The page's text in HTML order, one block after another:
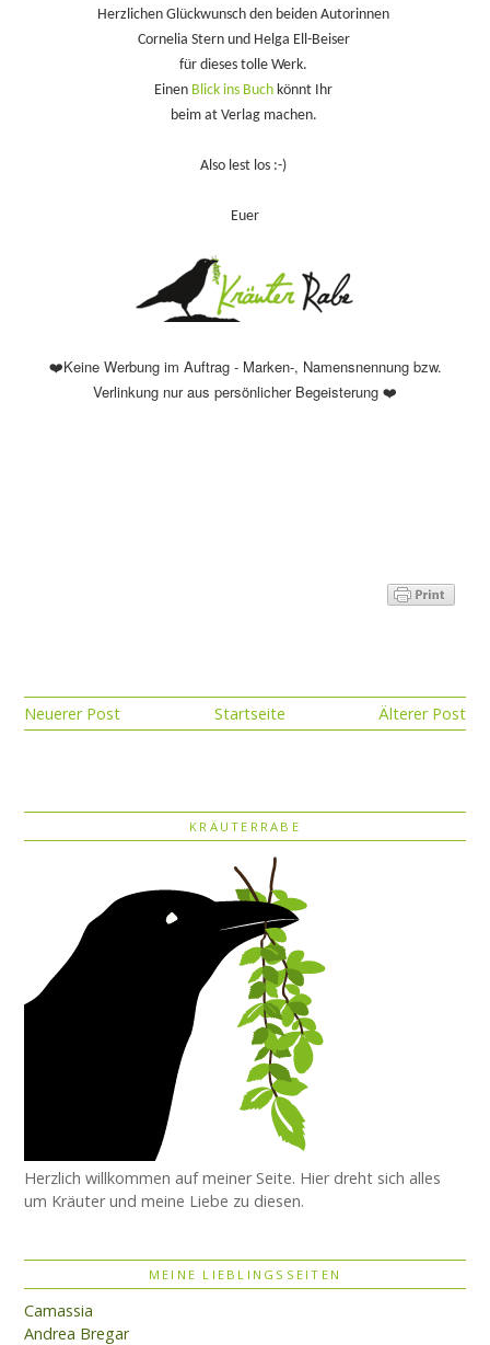
Herzlichen Glückwunsch den beiden Autorinnen
Cornelia Stern und Helga Ell-Beiser
für dieses tolle Werk.
Einen Blick ins Buch könnt Ihr
beim at Verlag machen.
Also lest los :-)
Euer
❤️Keine Werbung im Auftrag - Marken-, Namensnennung bzw.
Verlinkung nur aus persönlicher Begeisterung ❤️
Neuerer Post Älterer Post
Startseite
KRÄUTERRABE
Herzlich willkommen auf meiner Seite. Hier dreht sich alles
um Kräuter und meine Liebe zu diesen.
MEINE LIEBLINGSSEITEN
Camassia
Andrea Bregar